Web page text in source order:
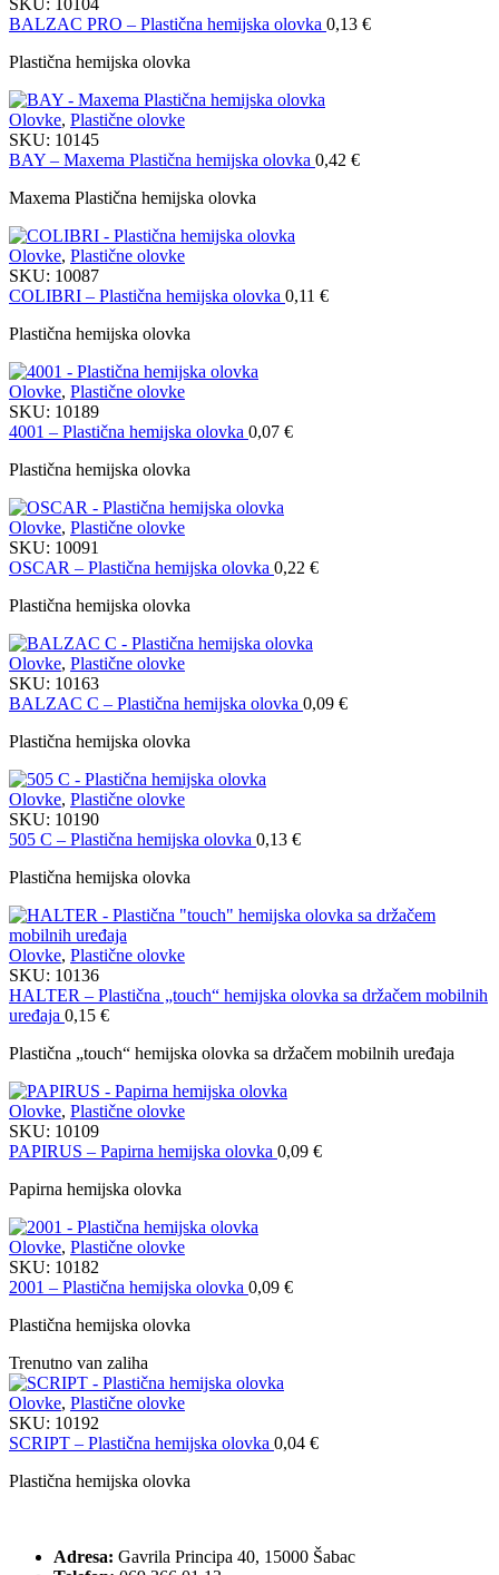
SKU:
10104
BALZAC PRO – Plastična hemijska olovka 0,13 €
Plastična hemijska olovka
Olovke, Plastične olovke
SKU: 10145
BAY – Maxema Plastična hemijska olovka 0,42 €
Maxema Plastična hemijska olovka
Olovke, Plastične olovke
SKU: 10087
COLIBRI – Plastična hemijska olovka 0,11 €
Plastična hemijska olovka
Olovke, Plastične olovke
SKU: 10189
4001 – Plastična hemijska olovka 0,07 €
Plastična hemijska olovka
Olovke, Plastične olovke
SKU: 10091
OSCAR – Plastična hemijska olovka 0,22 €
Plastična hemijska olovka
Olovke, Plastične olovke
SKU: 10163
BALZAC C – Plastična hemijska olovka 0,09 €
Plastična hemijska olovka
Olovke, Plastične olovke
SKU: 10190
505 C – Plastična hemijska olovka 0,13 €
Plastična hemijska olovka
Olovke, Plastične olovke
SKU: 10136
HALTER – Plastična „touch“ hemijska olovka sa držačem mobilnih
uređaja 0,15 €
Plastična „touch“ hemijska olovka sa držačem mobilnih uređaja
Olovke, Plastične olovke
SKU: 10109
PAPIRUS – Papirna hemijska olovka 0,09 €
Papirna hemijska olovka
Olovke, Plastične olovke
SKU: 10182
2001 – Plastična hemijska olovka 0,09 €
Plastična hemijska olovka
Trenutno van zaliha
Olovke, Plastične olovke
SKU: 10192
SCRIPT – Plastična hemijska olovka 0,04 €
Plastična hemijska olovka
Adresa: Gavrila Principa 40, 15000 Šabac